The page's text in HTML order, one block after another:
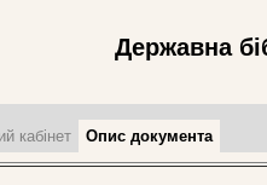
Державна
кабінет Опис документа